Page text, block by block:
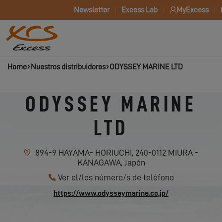
Newsletter Excess Lab MyExcess
Home Nuestros distribuidores ODYSSEY MARINE LTD
ODYSSEY MARINE
LTD
894-9 HAYAMA- HORIUCHI, 240-0112 MIURA -
KANAGAWA, Japón
Ver el/los número/s de teléfono
https://www.odysseymarine.co.jp/